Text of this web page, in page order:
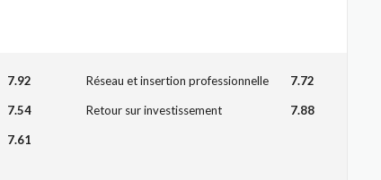
7.92
7.54
7.61
Réseau et insertion professionnelle 7.72
Retour sur investissement 7.88